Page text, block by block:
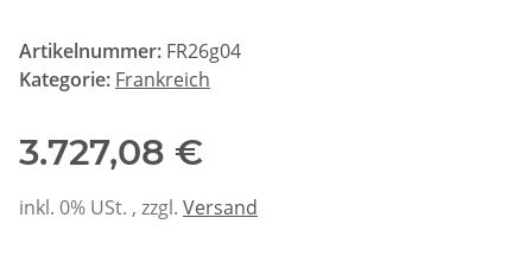
Artikelnummer: FR26g04
Kategorie: Frankreich
3.727,08 €
inkl. 0% USt. , zzgl. Versand